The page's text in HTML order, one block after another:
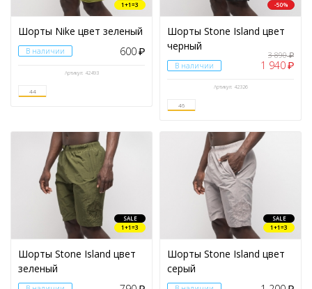
1+1=3
Шорты Nike цвет зеленый
В наличии 600₽
Артикул: 42493
44
-50%
Шорты Stone Island цвет
черный
В наличии
3 890₽
1 940₽
Артикул: 42326
46
SALE
1+1=3
Шорты Stone Island цвет
зеленый
SALE
1+1=3
Шорты Stone Island цвет
серый